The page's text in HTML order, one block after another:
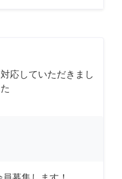
応していただきまし